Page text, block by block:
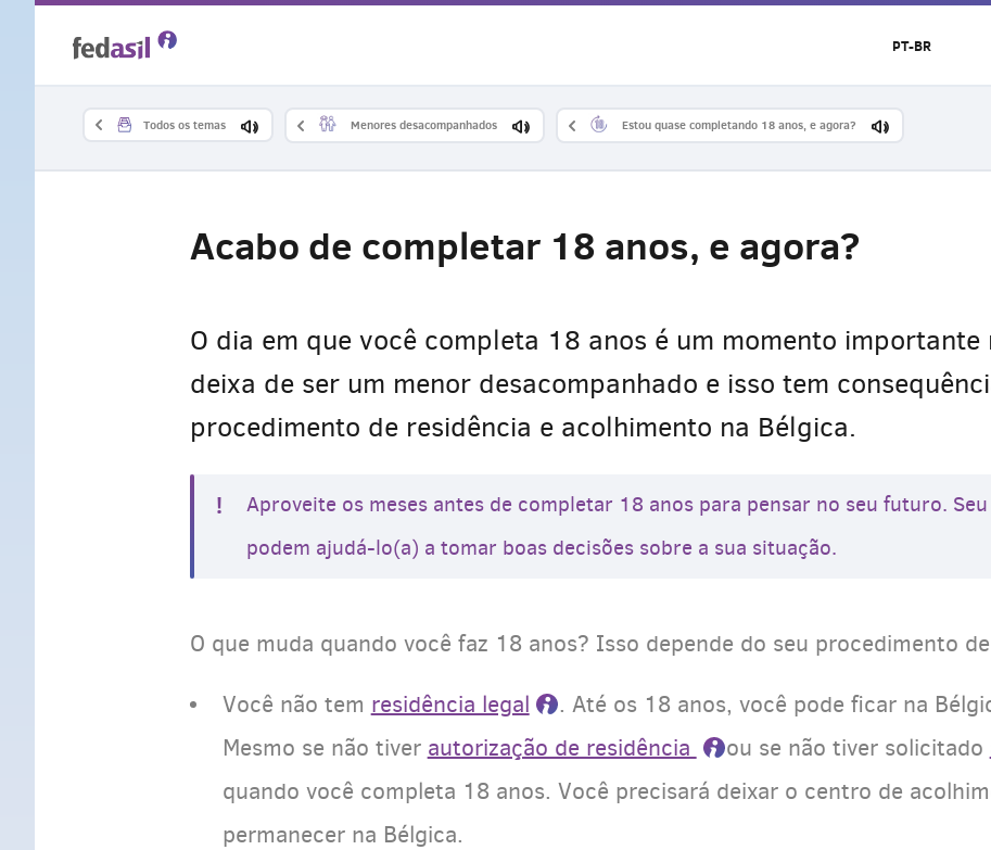
Todos os temas Menores desacompanhados Estou quase completando 18 anos, e agora?
Acabo de completar 18 anos, e agora?
O dia em que você completa 18 anos é um momento importante
deixa de ser um menor desacompanhado e isso tem
procedimento de residência e acolhimento na Bélgica.
Aproveite os meses antes de completar 18 anos para pensar no seu futuro.
podem ajudá-lo(a) a tomar boas decisões sobre a sua situação.
O que muda quando você faz 18 anos? Isso depende do seu procedimento
Você não tem residência legal
. Até os 18 anos, você pode ficar na
Mesmo se não tiver autorização de residência ou se não tiver solicitado
quando você completa 18 anos. Você precisará deixar o centro de
permanecer na Bélgica.
PT-BR